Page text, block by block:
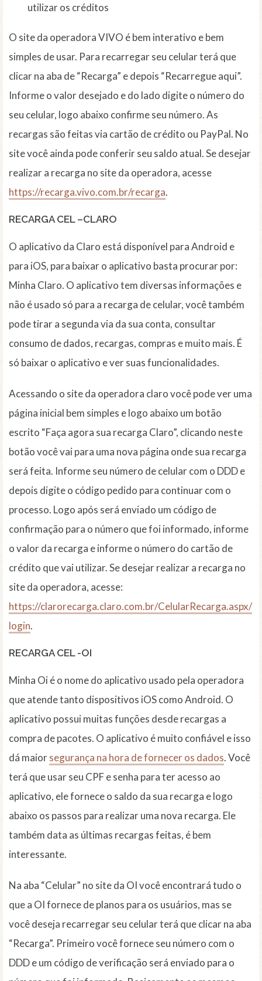
utilizar os créditos
O site da operadora VIVO é bem interativo e bem
simples de usar. Para recarregar seu celular terá que
clicar na aba de “Recarga” e depois “Recarregue aqui”.
Informe o valor desejado e do lado digite o número do
seu celular, logo abaixo confirme seu número. As
recargas são feitas via cartão de crédito ou PayPal. No
site você ainda pode conferir seu saldo atual. Se desejar
realizar a recarga no site da operadora, acesse
https://recarga.vivo.com.br/recarga.
RECARGA CEL –CLARO
O aplicativo da Claro está disponível para Android e
para iOS, para baixar o aplicativo basta procurar por:
Minha Claro. O aplicativo tem diversas informações e
não é usado só para a recarga de celular, você também
pode tirar a segunda via da sua conta, consultar
consumo de dados, recargas, compras e muito mais. É
só baixar o aplicativo e ver suas funcionalidades.
Acessando o site da operadora claro você pode ver uma
página inicial bem simples e logo abaixo um botão
escrito “Faça agora sua recarga Claro”, clicando neste
botão você vai para uma nova página onde sua recarga
será feita. Informe seu número de celular com o DDD e
depois digite o código pedido para continuar com o
processo. Logo após será enviado um código de
confirmação para o número que foi informado, informe
o valor da recarga e informe o número do cartão de
crédito que vai utilizar. Se desejar realizar a recarga no
site da operadora, acesse:
https://clarorecarga.claro.com.br/CelularRecarga.aspx/
login.
RECARGA CEL -OI
Minha Oi é o nome do aplicativo usado pela operadora
que atende tanto dispositivos iOS como Android. O
aplicativo possui muitas funções desde recargas a
compra de pacotes. O aplicativo é muito confiável e isso
dá maiorsegurança na hora de fornecer os dados. Você
terá que usar seu CPF e senha para ter acesso ao
aplicativo, ele fornece o saldo da sua recarga e logo
abaixo os passos para realizar uma nova recarga. Ele
também data as últimas recargas feitas, é bem
interessante.
Na aba “Celular” no site da OI você encontrará tudo o
que a OI fornece de planos para os usuários, mas se
você deseja recarregar seu celular terá que clicar na aba
“Recarga”. Primeiro você fornece seu número com o
DDD e um código de verificação será enviado para o